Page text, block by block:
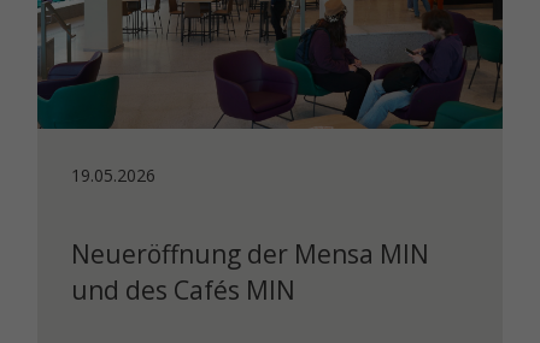
19.05.2026
Neueröffnung der Mensa MIN
und des Cafés MIN